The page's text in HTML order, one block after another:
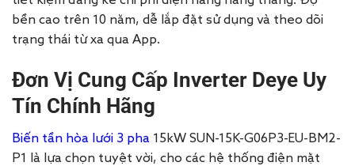
bền cao trên 10 năm, dễ lắp đặt sử dụng và theo dõi
trạng thái từ xa qua App.
Đơn Vị Cung Cấp Inverter Deye Uy
Tín Chính Hãng
Biến tần hòa lưới 3 pha 15kW SUN-15K-G06P3-EU-BM2-
P1 là lựa chọn tuyệt vời, cho các hệ thống điện mặt